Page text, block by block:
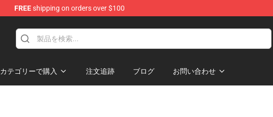
FREEshipping on orders over $100
カテゴリーで購入 注文追跡 ブログ お問い合わせ